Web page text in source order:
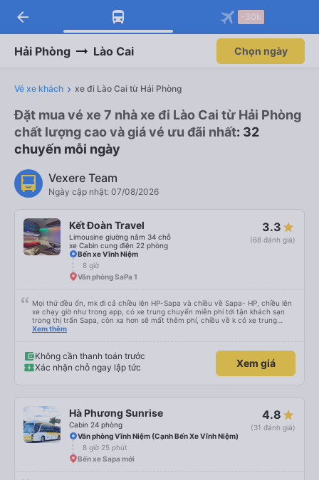
arrow_back -30k
Hải Phòng Lào Cai Chọn ngày
Vé xe khách xe đi Lào Cai từ Hải Phòng
Đặt mua vé xe 7 nhà xe đi Lào Cai từ Hải Phòng
chất lượng cao và giá vé ưu đãi nhất: 32
chuyến mỗi ngày
Vexere Team
Ngày cập nhật: 07/08/2026
Kết Đoàn Travel
Limousine giường nằm 34 chỗ
xe Cabin cung điện 22 phòng
3.3
(68 đánh giá)
Bến xe Vĩnh Niệm
8 giờ
Văn phòng SaPa 1
Mọi thứ đều ổn, mk đi cả chiều lên HP-Sapa và chiều về Sapa- HP, chiều lên
xe chạy giờ như trong app, có xe trung chuyển miễn phí tới tận khách sạn
trong thị trấn Sapa, còn xa hơn sẽ mất thêm phí, chiều về k có xe trung
chuyển đón, phải tự ra điểm đón tại 599 Điện Biên Phủ, chiều về xe đi nhah
Xem thêm
Không cần thanh toán trước
Xác nhận chỗ ngay lập tức
Xem giá
Hà Phương Sunrise
Cabin 24 phòng
4.8
(31 đánh giá)
Văn phòng Vĩnh Niệm (Cạnh Bến Xe Vĩnh Niệm)
8 giờ 25 phút
Bến xe Sapa mới